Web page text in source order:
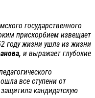
государственного
прискорбием извещает
году жизни ушла из жизни
и выражает глубокие
все ступени от
кандидатскую